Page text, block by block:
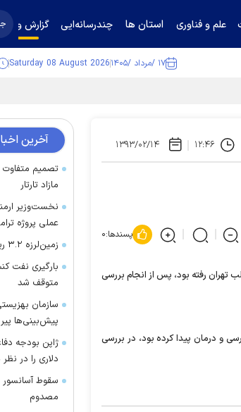
علم و فناوری استان ها چندرسانه‌ایی گزارش و
۱۷ /مرداد /۱۴۰۵ Saturday 08 August 2026
۱۲:۴۶ ۱۳۹۳/۰۲/۱۴
پسندها:۰
رفته بود، پس از انجام بررسی
و درمان پیدا کرده بود، در بررسی
آخرین
تصمیم متفاوت
مازاد تارتار
نخست‌وزیر
عملی پروژه
زمین‌لرزه ۳.۲ ریشتری در زاهدشهر فارس
بارگیری نفت
متوقف شد
سازمان
پیش‌بینی‌ها
دلاری را در نظر
مصدوم